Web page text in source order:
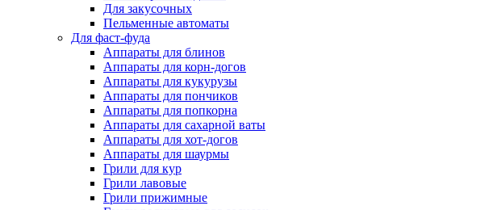
Для закусочных
Пельменные автоматы
Для фаст-фуда
Аппараты для блинов
Аппараты для корн-догов
Аппараты для кукурузы
Аппараты для пончиков
Аппараты для попкорна
Аппараты для сахарной ваты
Аппараты для хот-догов
Аппараты для шаурмы
Грили для кур
Грили лавовые
Грили прижимные